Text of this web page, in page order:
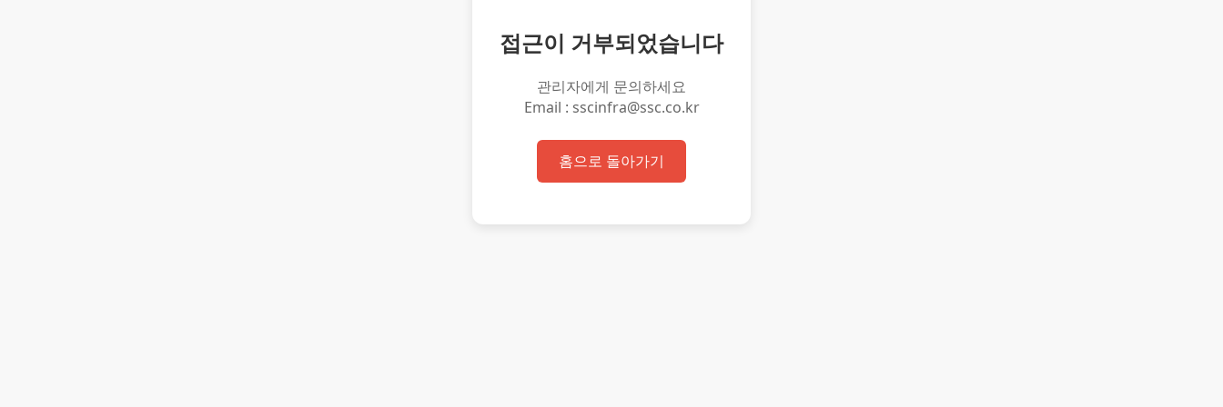
접근이 거부되었습니다
관리자에게 문의하세요
Email : sscinfra@ssc.co.kr
홈으로 돌아가기